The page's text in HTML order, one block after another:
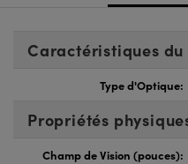
Caractéristiques
Type d'Optique:
Propriétés
Champ de Vision (pouces):